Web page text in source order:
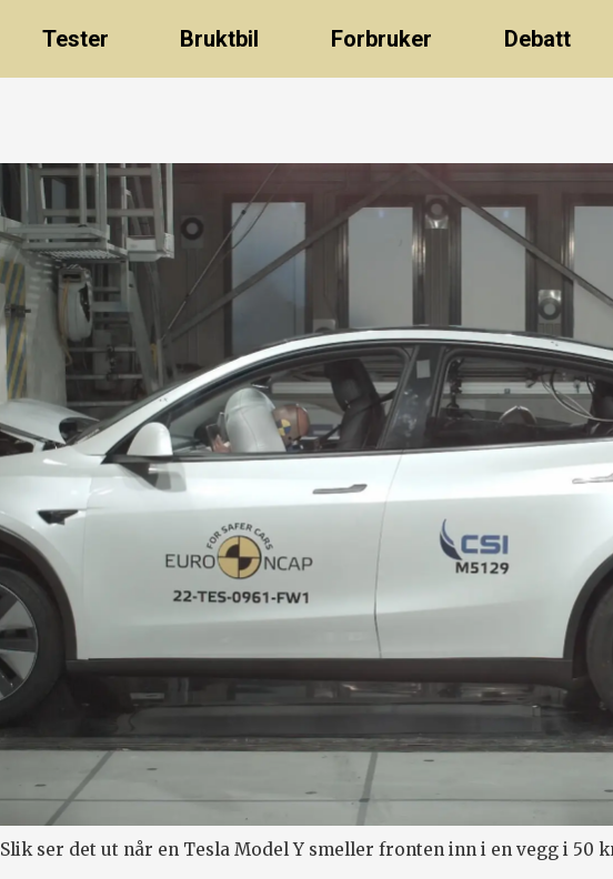
Tester Bruktbil Forbruker Debatt
Slik ser det ut når en Tesla Model Y smeller fronten inn i en vegg i 50